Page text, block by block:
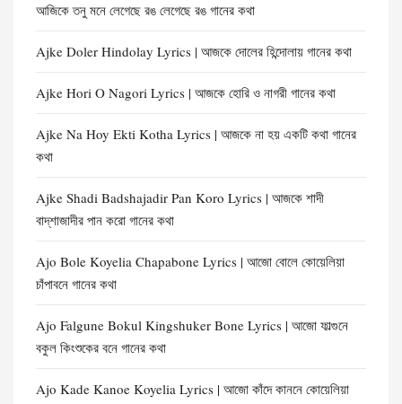
আজিকে তনু মনে লেগেছে রঙ লেগেছে রঙ গানের কথা
Ajke Doler Hindolay Lyrics | আজকে দোলের হিন্দোলায় গানের কথা
Ajke Hori O Nagori Lyrics | আজকে হোরি ও নাগরী গানের কথা
Ajke Na Hoy Ekti Kotha Lyrics | আজকে না হয় একটি কথা গানের
কথা
Ajke Shadi Badshajadir Pan Koro Lyrics | আজকে শাদী
বাদ্‌শাজাদীর পান করো গানের কথা
Ajo Bole Koyelia Chapabone Lyrics | আজো বোলে কোয়েলিয়া
চাঁপাবনে গানের কথা
Ajo Falgune Bokul Kingshuker Bone Lyrics | আজো ফাল্গুনে
বকুল কিংশুকের বনে গানের কথা
Ajo Kade Kanoe Koyelia Lyrics | আজো কাঁদে কাননে কোয়েলিয়া